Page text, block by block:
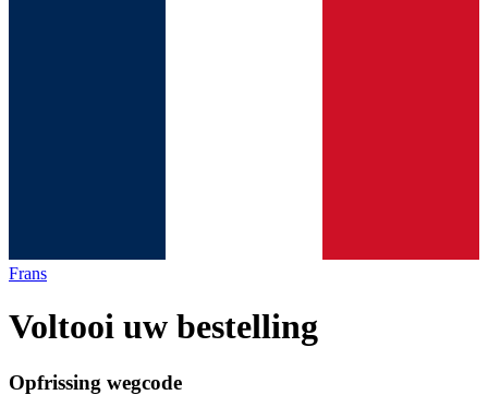
Frans
Voltooi uw bestelling
Opfrissing wegcode